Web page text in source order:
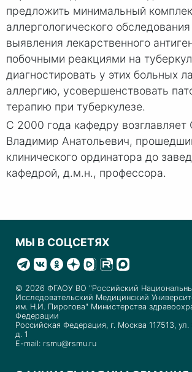
предложить минимальный
аллергологического
выявления лекарственного
побочными реакциями на
диагностировать у этих больных
аллергию, усовершенствовать
терапию при туберкулезе.
С 2000 года кафедру возглавляет
Владимир Анатольевич,
клинического ординатора до
кафедрой, д.м.н., профессора.
МЫ В СОЦСЕТЯХ
© 2026 ФГАОУ ВО "Российский
Исследовательский Медицинский
им. Н.И. Пирогова" Министерства
Федерации
Российская Федерация, г. Москва 117513,
д. 1
E-mail: rsmu@rsmu.ru